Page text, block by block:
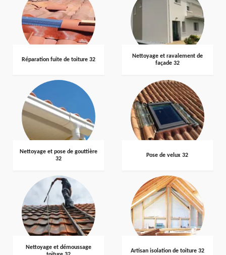
Réparation fuite de toiture 32
Nettoyage et ravalement de
façade 32
Nettoyage et pose de gouttière
32
Pose de velux 32
Nettoyage et démoussage
Artisan isolation de toiture 32